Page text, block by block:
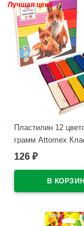
Лучшая цена
Пластилин 12
грамм Attomex
картонная коробка
126 ₽